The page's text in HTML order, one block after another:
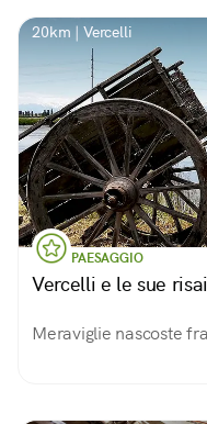
20km | Vercelli
PAESAGGIO
Vercelli e le sue
Meraviglie nascoste